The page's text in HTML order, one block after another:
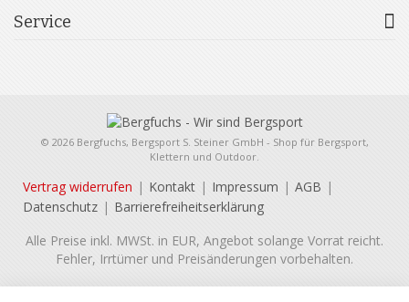
Service
© 2026 Bergfuchs, Bergsport S. Steiner GmbH - Shop für Bergsport,
Klettern und Outdoor.
Vertrag widerrufen Kontakt Impressum
AGB
Datenschutz
Barrierefreiheitserklärung
Alle Preise inkl. MWSt. in EUR, Angebot solange Vorrat reicht.
Fehler, Irrtümer und Preisänderungen vorbehalten.